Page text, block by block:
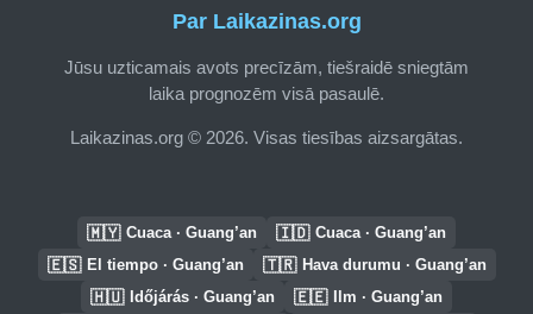
Par Laikazinas.org
Jūsu uzticamais avots precīzām, tiešraidē sniegtām
laika prognozēm visā pasaulē.
Laikazinas.org © 2026. Visas tiesības aizsargātas.
🇲🇾 Cuaca · Guang’an 🇮🇩 Cuaca · Guang’an
🇪🇸 El tiempo · Guang’an 🇹🇷 Hava durumu · Guang’an
🇭🇺 Időjárás · Guang’an 🇪🇪 Ilm · Guang’an